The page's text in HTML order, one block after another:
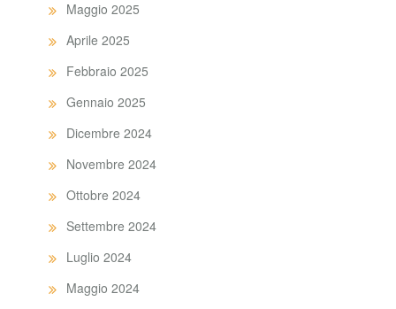
Maggio 2025
Aprile 2025
Febbraio 2025
Gennaio 2025
Dicembre 2024
Novembre 2024
Ottobre 2024
Settembre 2024
Luglio 2024
Maggio 2024